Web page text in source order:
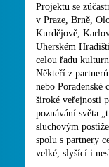
Projektu se
v Praze, Brně,
Kurdějově,
Uherském
celou řadu
Někteří z
nebo
široké veřejnosti
poznávání světa
sluchovým
spolu s partnery
velké, slyšící i